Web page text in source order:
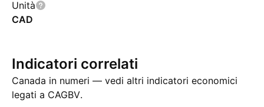
Unità
CAD
Indicatori correlati
Canada in numeri — vedi altri indicatori economici
legati a CAGBV.